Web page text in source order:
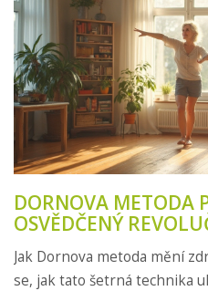
DORNOVA METODA
OSVĚDČENÝ
Jak Dornova metoda mění
se, jak tato šetrná technika